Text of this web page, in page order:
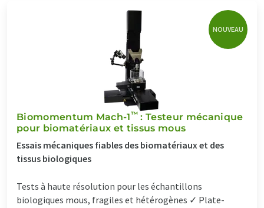
NOUVEAU
Biomomentum Mach-1™ : Testeur mécanique
pour biomatériaux et tissus mous
Essais mécaniques fiables des biomatériaux et des
tissus biologiques
Tests à haute résolution pour les échantillons
biologiques mous, fragiles et hétérogènes ✓ Plate-